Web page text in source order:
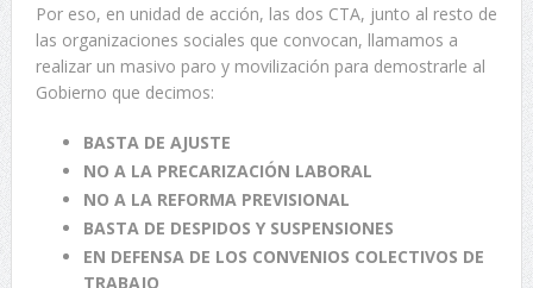
Por eso, en unidad de acción, las dos CTA, junto al resto de
las organizaciones sociales que convocan, llamamos a
realizar un masivo paro y movilización para demostrarle al
Gobierno que decimos:
BASTA DE AJUSTE
NO A LA PRECARIZACIÓN LABORAL
NO A LA REFORMA PREVISIONAL
BASTA DE DESPIDOS Y SUSPENSIONES
EN DEFENSA DE LOS CONVENIOS COLECTIVOS DE
TRABAJO